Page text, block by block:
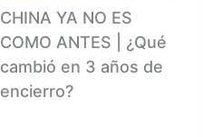
CHINA YA NO ES
COMO ANTES | ¿Qué
cambió en 3 años de
encierro?